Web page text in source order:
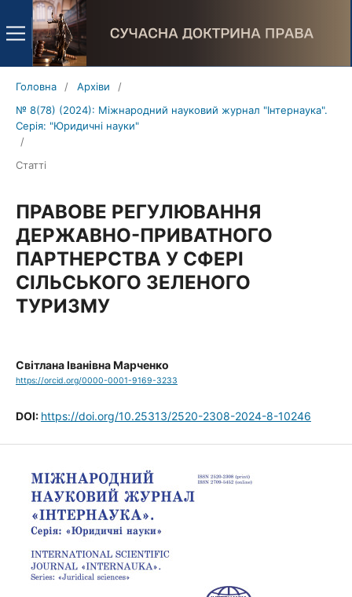
Головна / Архіви
/
№ 8(78) (2024): Міжнародний науковий журнал "Інтернаука".
Серія: "Юридичні науки"
/
Статті
ПРАВОВЕ РЕГУЛЮВАННЯ
ДЕРЖАВНО-ПРИВАТНОГО
ПАРТНЕРСТВА У СФЕРІ
СІЛЬСЬКОГО ЗЕЛЕНОГО
ТУРИЗМУ
Світлана Іванівна Марченко
https://orcid.org/0000-0001-9169-3233
DOI: https://doi.org/10.25313/2520-2308-2024-8-10246